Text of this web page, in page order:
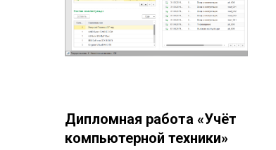
Дипломная работа «Учёт
компьютерной техники»